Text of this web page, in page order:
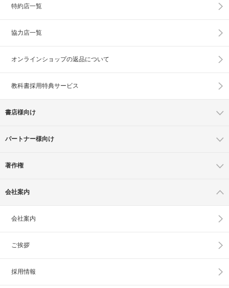
特約店一覧
協力店一覧
オンラインショップの返品について
教科書採用特典サービス
書店様向け
パートナー様向け
著作権
会社案内
会社案内
ご挨拶
採用情報